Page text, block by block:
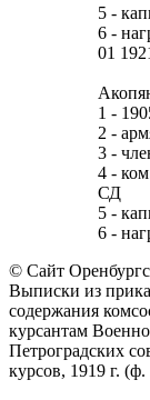
5 -
6 -
01
1 -
2 -
3 -
4 -
СД
5 -
6 -
© Сайт
Выписки из
содержания
курсантам
Петроградских
курсов, 1919 г.